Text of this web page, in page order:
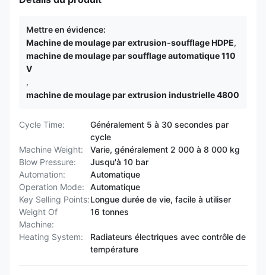
Mettre en évidence:
Machine de moulage par extrusion-soufflage HDPE,
machine de moulage par soufflage automatique 110
V
,
machine de moulage par extrusion industrielle 4800
Cycle Time:
Généralement 5 à 30 secondes par
cycle
Machine Weight:
Varie, généralement 2 000 à 8 000 kg
Blow Pressure:
Jusqu'à 10 bar
Automation:
Automatique
Operation Mode:
Automatique
Key Selling Points:Longue durée de vie, facile à utiliser
Weight Of
Machine:
16 tonnes
Heating System:
Radiateurs électriques avec contrôle de
température